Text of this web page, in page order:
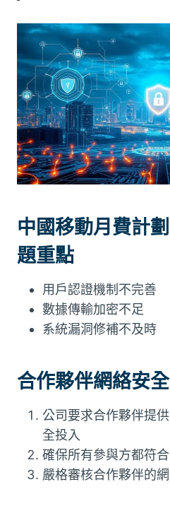
中國移動月費計
題重點
用戶認證機制不完善
數據傳輸加密不足
系統漏洞修補不及時
合作夥伴網絡安
公司要求合作夥伴提
全投入
確保所有參與方都符
嚴格審核合作夥伴的